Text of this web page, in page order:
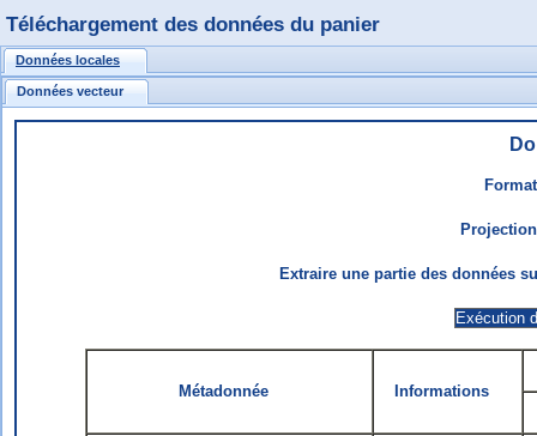
Données locales
Données vecteur
Extraire une partie des données
Métadonnée Informations
Téléchargement des données du panier